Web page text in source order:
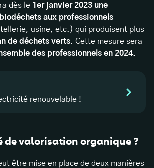
dès le 1er janvier 2023 une
aux professionnels
usine, etc.) qui produisent plus
de déchets verts. Cette mesure sera
des professionnels en 2024.
renouvelable !
de valorisation organique ?
être mise en place de deux manières